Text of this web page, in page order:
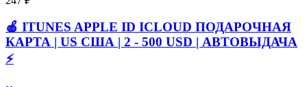
🍎 ITUNES APPLE ID ICLOUD ПОДАРОЧНАЯ
КАРТА | US США | 2 - 500 USD | АВТОВЫДАЧА
⚡️